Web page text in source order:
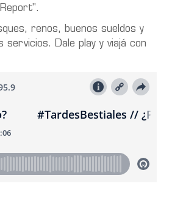
renos, buenos sueldos y
servicios. Dale play y viajá con